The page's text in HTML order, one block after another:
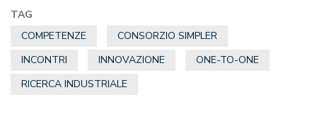
TAG
COMPETENZE
CONSORZIO SIMPLER
INCONTRI
INNOVAZIONE
ONE-TO-ONE
RICERCA INDUSTRIALE